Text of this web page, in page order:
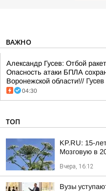
ВАЖНО
Александр Гусев: Отбой
Опасность атаки БПЛА
Воронежской области!// Гусев
04:30
ТОП
KP.RU: 15-
Мозговую в
Вчера, 16:12
Вузы